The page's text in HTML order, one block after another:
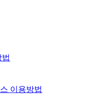
이용방법